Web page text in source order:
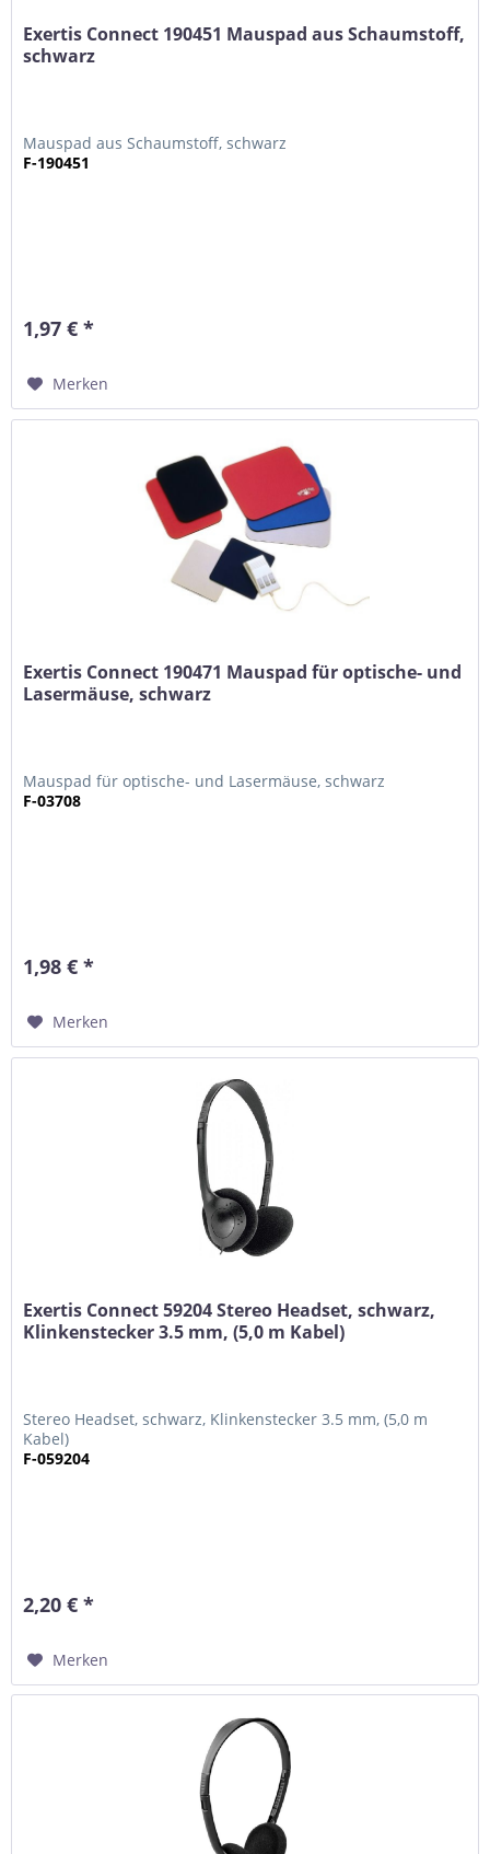
Exertis Connect 190451 Mauspad aus Schaumstoff,
schwarz
Mauspad aus Schaumstoff, schwarz
F-190451
1,97 € *
Merken
Exertis Connect 190471 Mauspad für optische- und
Lasermäuse, schwarz
Mauspad für optische- und Lasermäuse, schwarz
F-03708
1,98 € *
Merken
Exertis Connect 59204 Stereo Headset, schwarz,
Klinkenstecker 3.5 mm, (5,0 m Kabel)
Stereo Headset, schwarz, Klinkenstecker 3.5 mm, (5,0 m
Kabel)
F-059204
2,20 € *
Merken